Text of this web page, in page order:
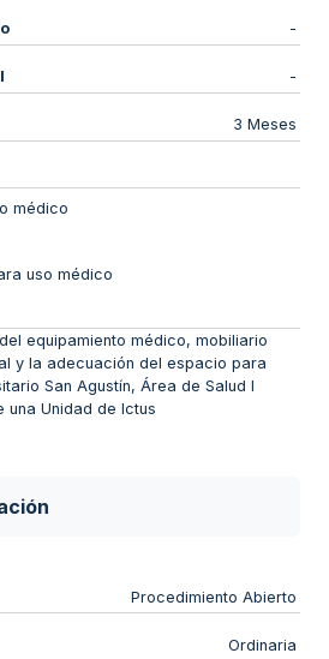
-
-
3 Meses
médico
uso médico
equipamiento médico, mobiliario
y la adecuación del espacio para
San Agustín, Área de Salud I
una Unidad de Ictus
Procedimiento Abierto
Ordinaria